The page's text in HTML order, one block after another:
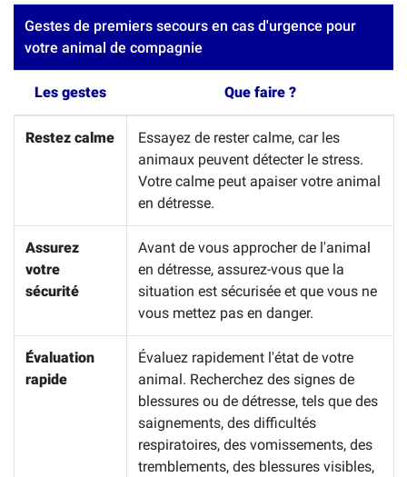
Gestes de premiers secours en cas d'urgence pour
votre animal de compagnie
Les gestes Que faire ?
Restez calme
Essayez de rester calme, car les
animaux peuvent détecter le stress.
Votre calme peut apaiser votre animal
en détresse.
Assurez
votre
sécurité
Avant de vous approcher de l'animal
en détresse, assurez-vous que la
situation est sécurisée et que vous ne
vous mettez pas en danger.
Évaluation
rapide
Évaluez rapidement l'état de votre
animal. Recherchez des signes de
blessures ou de détresse, tels que des
saignements, des difficultés
respiratoires, des vomissements, des
tremblements, des blessures visibles,